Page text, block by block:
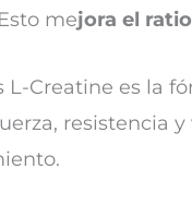
mejora el
L-Creatine es la
resistencia